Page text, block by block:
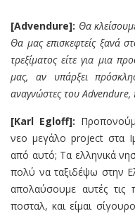
[Advendure]: Θα
Θα μας επισκεφτείς ξανά
τρεξίματος είτε για μια
μας, αν υπάρξει
αναγνώστες του
[Karl Egloff]:
νεο μεγάλο project στα
από αυτό; Τα ελληνικά
πολύ να ταξιδέψω στην
απολαύσουμε αυτές τις
ποσταλ, και είμαι